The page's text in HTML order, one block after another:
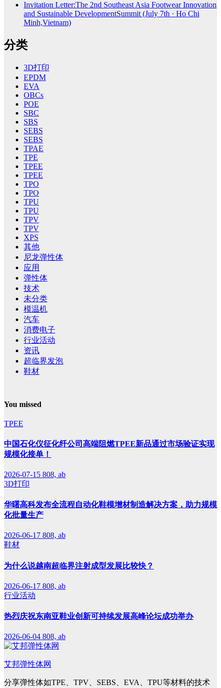
Invitation Letter:The 2nd Southeast Asia Footwear Innovation
and Sustainable DevelopmentSummit (July 7th · Ho Chi
Minh,Vietnam)
分类
3D打印
EPDM
EVA
OBCs
POE
SBC
SBS
SEBS
SEBS
TPAE
TPE
TPEE
TPEE
TPO
TPO
TPU
TPU
TPV
TPV
XPS
其他
尼龙弹性体
应用
弹性体
技术
未分类
模温机
汽车
消费电子
行业活动
资讯
超临界发泡
鞋材
You missed
TPEE
中国石化仪征化纤公司高端阻燃TPEE新品通过市场验证实现
规模化接单！
2026-07-15 808, ab
3D打印
华曙高科发布全流程自动化鞋模增材制造解决方案，助力规模
化批量生产
2026-06-17 808, ab
鞋材
为什么说越南超临界注射成型发展比较快？
2026-06-17 808, ab
行业活动
热烈庆祝东南亚鞋业创新可持续发展高峰论坛成功举办
2026-06-04 808, ab
艾邦弹性体网
分享弹性体如TPE、TPV、SEBS、EVA、TPU等材料的技术